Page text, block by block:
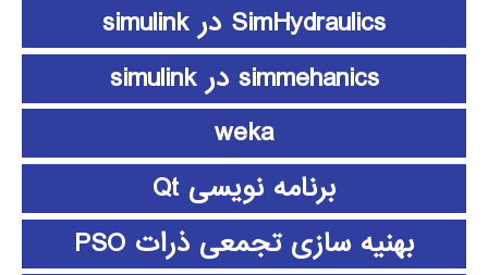
SimHydraulics در simulink
simmehanics در simulink
weka
برنامه نویسی Qt
بهنیه سازی تجمعی ذرات PSO